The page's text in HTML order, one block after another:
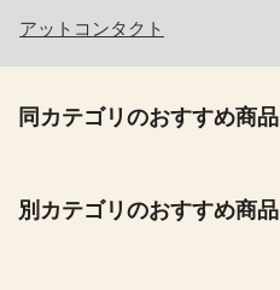
アットコンタクト
同カテゴリのおすすめ商品
別カテゴリのおすすめ商品